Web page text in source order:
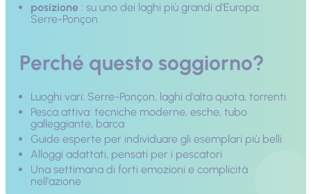
posizione: su uno dei laghi più grandi d'Europa:
Serre-Ponçon
Perché questo soggiorno?
Luoghi vari: Serre-Ponçon, laghi d'alta quota, torrenti
Pesca attiva: tecniche moderne, esche, tubo
galleggiante, barca
Guide esperte per individuare gli esemplari più belli
Alloggi adattati, pensati per i pescatori
Una settimana di forti emozioni e complicità
nell'azione